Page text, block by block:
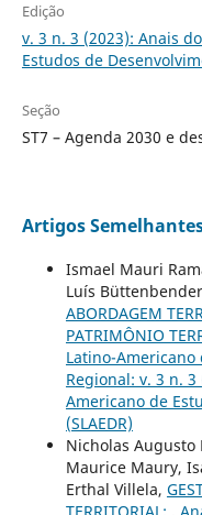
Edição
v. 3 n. 3 (2023): Anais
Estudos de
Seção
ST7 – Agenda 2030 e
Artigos
Ismael Mauri
Luís
ABORDAGEM
PATRIMÔNIO
Latino-Americano
Regional: v. 3 n.
Americano de
(SLAEDR)
Nicholas Augusto
Maurice Maury,
Erthal Villela,